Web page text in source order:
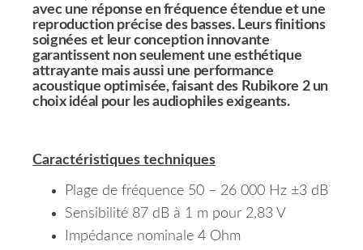
avec une réponse en fréquence étendue et une
reproduction précise des basses. Leurs finitions
soignées et leur conception innovante
garantissent non seulement une esthétique
attrayante mais aussi une performance
acoustique optimisée, faisant des Rubikore 2 un
choix idéal pour les audiophiles exigeants.
Caractéristiques techniques
Plage de fréquence 50 – 26 000 Hz ±3 dB
Sensibilité 87 dB à 1 m pour 2,83 V
Impédance nominale 4 Ohm